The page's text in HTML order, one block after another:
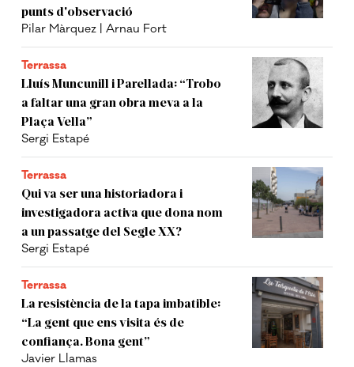
punts d'observació
Pilar Màrquez | Arnau Fort
Terrassa
Lluís Muncunill i Parellada: “Trobo
a faltar una gran obra meva a la
Plaça Vella”
Sergi Estapé
Terrassa
Qui va ser una historiadora i
investigadora activa que dona nom
a un passatge del Segle XX?
Sergi Estapé
Terrassa
La resistència de la tapa imbatible:
“La gent que ens visita és de
confiança. Bona gent”
Javier Llamas